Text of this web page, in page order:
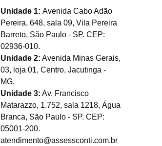
Unidade 1: Avenida Cabo Adão
Pereira, 648, sala 09, Vila Pereira
Barreto, São Paulo - SP. CEP:
02936-010.
Unidade 2: Avenida Minas Gerais,
03, loja 01, Centro, Jacutinga -
MG.
Unidade 3: Av. Francisco
Matarazzo, 1.752, sala 1218, Água
Branca, São Paulo - SP. CEP:
05001-200.
atendimento@assessconti.com.br